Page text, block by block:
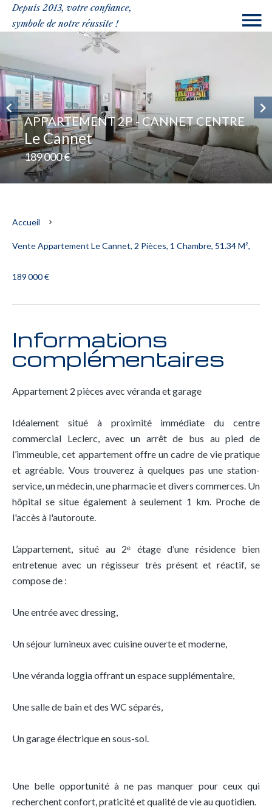
Depuis 2013, votre confiance,
symbole de notre réussite !
APPARTEMENT 2P - CANNET CENTRE
Le Cannet
189 000 €
Accueil
Vente Appartement Le Cannet, 2 Pièces, 1 Chambre, 51.34 M²,
189 000 €
Informations
complémentaires
Appartement 2 pièces avec véranda et garage
Idéalement situé à proximité immédiate du centre
commercial Leclerc, avec un arrêt de bus au pied de
l’immeuble, cet appartement offre un cadre de vie pratique
et agréable. Vous trouverez à quelques pas une station-
service, un médecin, une pharmacie et divers commerces. Un
hôpital se situe également à seulement 1 km. Proche de
l'accès à l'autoroute.
L’appartement, situé au 2ᵉ étage d’une résidence bien
entretenue avec un régisseur très présent et réactif, se
compose de :
Une entrée avec dressing,
Un séjour lumineux avec cuisine ouverte et moderne,
Une véranda loggia offrant un espace supplémentaire,
Une salle de bain et des WC séparés,
Un garage électrique en sous-sol.
Une belle opportunité à ne pas manquer pour ceux qui
recherchent confort, praticité et qualité de vie au quotidien.